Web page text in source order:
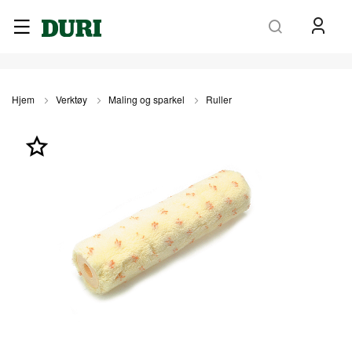
Hjem Verktøy Maling og sparkel Ruller
slutten